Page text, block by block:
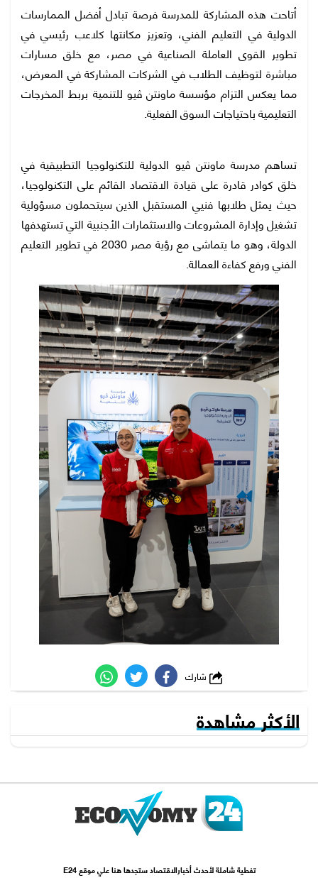
أتاحت هذه المشاركة للمدرسة فرصة تبادل أفضل الممارسات
الدولية في التعليم الفني، وتعزيز مكانتها كلاعب رئيسي في
تطوير القوى العاملة الصناعية في مصر، مع خلق مسارات
مباشرة لتوظيف الطلاب في الشركات المشاركة في المعرض،
مما يعكس التزام مؤسسة ماونتن ڤيو للتنمية بربط المخرجات
التعليمية باحتياجات السوق الفعلية.
تساهم مدرسة ماونتن ڤيو الدولية للتكنولوجيا التطبيقية في
خلق كوادر قادرة على قيادة الاقتصاد القائم على التكنولوجيا،
حيث يمثل طلابها فنيي المستقبل الذين سيتحملون مسؤولية
تشغيل وإدارة المشروعات والاستثمارات الأجنبية التي تستهدفها
الدولة، وهو ما يتماشى مع رؤية مصر 2030 في تطوير التعليم
الفني ورفع كفاءة العمالة.
الأكثر مشاهدة
تغطية شاملة لأحدث أخبارالاقتصاد ستجدها هنا علي موقع E24